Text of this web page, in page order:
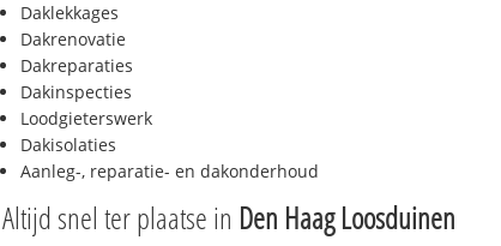
Daklekkages
Dakrenovatie
Dakreparaties
Dakinspecties
Loodgieterswerk
Dakisolaties
Aanleg-, reparatie- en dakonderhoud
Altijd snel ter plaatse in Den Haag Loosduinen